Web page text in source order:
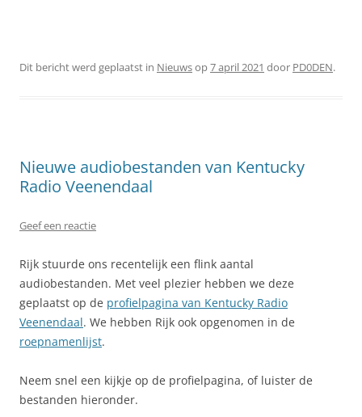
Dit bericht werd geplaatst in Nieuwsop7 april 2021 door PD0DEN.
Nieuwe audiobestanden van Kentucky
Radio Veenendaal
Geef een reactie
Rijk stuurde ons recentelijk een flink aantal
audiobestanden. Met veel plezier hebben we deze
geplaatst op de profielpagina van Kentucky Radio
Veenendaal. We hebben Rijk ook opgenomen in de
roepnamenlijst.
Neem snel een kijkje op de profielpagina, of luister de
bestanden hieronder.